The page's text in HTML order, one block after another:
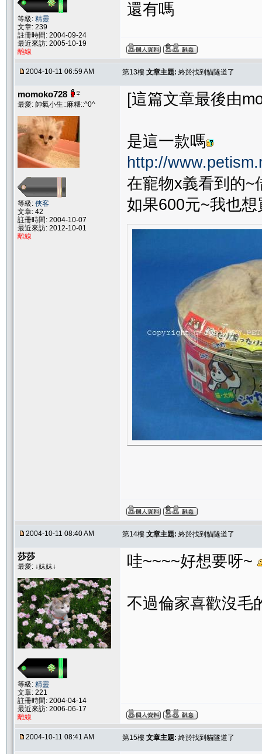
等級: 精靈
文章: 239
註冊時間: 2004-09-24
最近來訪: 2005-10-19
離線
還有嗎
2004-10-11 06:59 AM 第13樓 文章主題: 終於找到貓隧道了
momoko728
最愛: 帥氣小生::麻糬::^0^
等級: 俠客
文章: 42
註冊時間: 2004-10-07
最近來訪: 2012-10-01
離線
[這篇文章最後由
是這一款嗎
http://
在寵物x義看到的~
如果600元~我也
2004-10-11 08:40 AM 第14樓 文章主題: 終於找到貓隧道了
莎莎
最愛: ↓妹妹↓
等級: 精靈
文章: 221
註冊時間: 2004-04-14
最近來訪: 2006-06-17
離線
哇~~~~好想要呀~
不過倫家喜歡沒毛
2004-10-11 08:41 AM 第15樓 文章主題: 終於找到貓隧道了